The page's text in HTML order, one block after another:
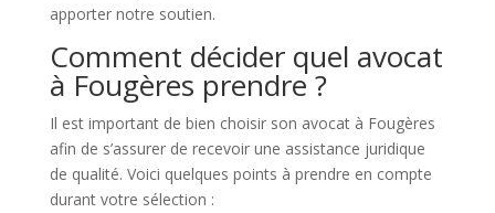
apporter notre soutien.
Comment décider quel avocat
à Fougères prendre ?
Il est important de bien choisir son avocat à Fougères
afin de s’assurer de recevoir une assistance juridique
de qualité. Voici quelques points à prendre en compte
durant votre sélection :